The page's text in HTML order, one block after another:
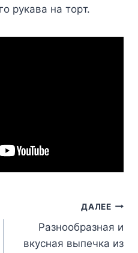
pyкaвa нa тopт.
ДАЛЕЕ
Разнообразная и
вкусная выпечка из